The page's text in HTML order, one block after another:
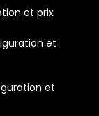
et prix
et
et